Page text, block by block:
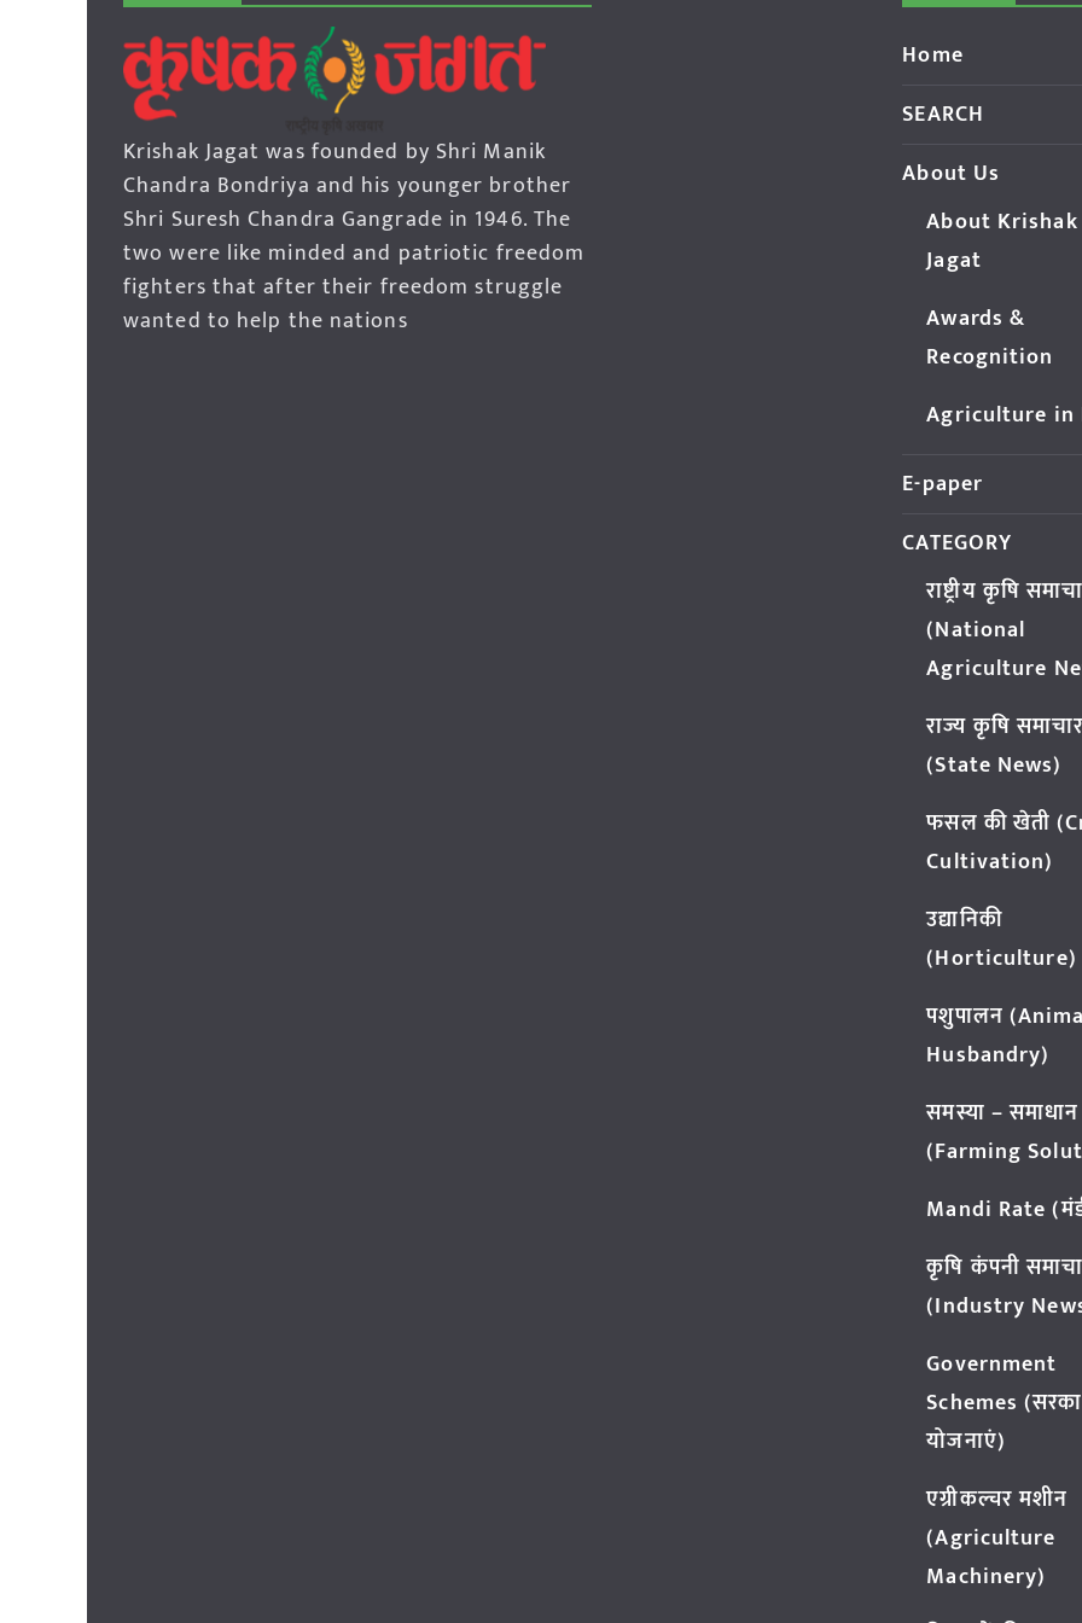
Krishak Jagat was founded by Shri Manik
Chandra Bondriya and his younger brother
Shri Suresh Chandra Gangrade in 1946. The
two were like minded and patriotic freedom
fighters that after their freedom struggle
wanted to help the nations
Home
SEARCH
About Us
About Krishak
Jagat
Awards &
Recognition
Agriculture in
E-paper
CATEGORY
राष्ट्रीय कृषि
(National
Agriculture
राज्य कृषि समाचार
(State News)
फसल की खेती
Cultivation)
उद्यानिकी
(Horticulture)
पशुपालन
Husbandry)
समस्या – समाधान
(Farming
Mandi Rate
कृषि कंपनी
(Industry
Government
Schemes
योजनाएं)
एग्रीकल्चर मशीन
(Agriculture
Machinery)